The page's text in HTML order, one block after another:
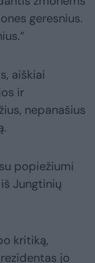
geresnius.
aiškiai
ir
nepanašius
popiežiumi
Jungtinių
kritiką,
jo